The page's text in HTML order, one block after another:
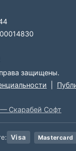
защищены.
— Скарабей Софт
Visa Mastercard